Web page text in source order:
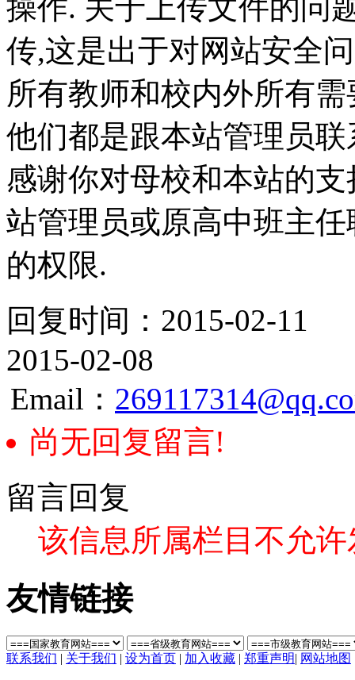
操作. 关于上传文件的问
传,这是出于对网站安全
所有教师和校内外所有
他们都是跟本站管理员
感谢你对母校和本站的
站管理员或原高中班主
的权限.
回复时间：2015-02-11
2015-02-08
Email：
尚无回复留言!
留言回复
该信息所属栏目不允
友情链接
联系我们 | 关于我们 | 设为首页 | 加入收藏 | 郑重声明| 网站地图